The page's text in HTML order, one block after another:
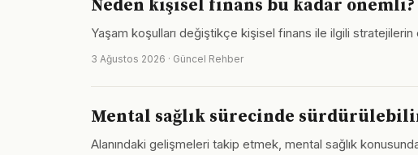
Neden kişisel finans bu kadar
Yaşam koşulları değiştikçe kişisel finans ile ilgili
3 Ağustos 2026 · Güncel Rehber
Mental sağlık sürecinde
Alanındaki gelişmeleri takip etmek, mental sağlık